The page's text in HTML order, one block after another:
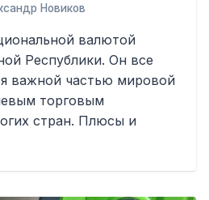
Новиков
валютой
Республики. Он все
важной частью мировой
торговым
стран. Плюсы и